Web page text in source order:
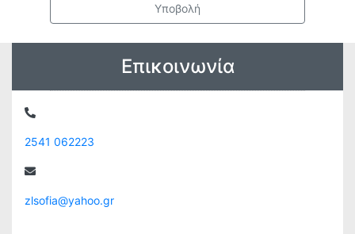
Υποβολή
Επικοινωνία
2541 062223
zlsofia@yahoo.gr